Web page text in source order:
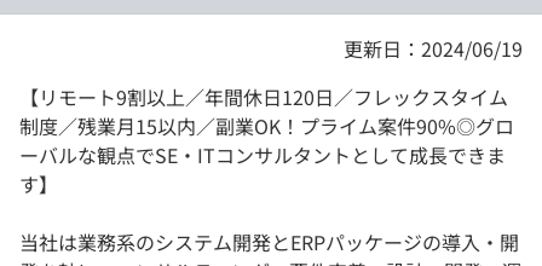
更新日：2024/06/19
【リモート9割以上／年間休日120日／フレックスタイム
制度／残業月15以内／副業OK！プライム案件90%◎グロ
ーバルな観点でSE・ITコンサルタントとして成長できま
す】
当社は業務系のシステム開発とERPパッケージの導入・開